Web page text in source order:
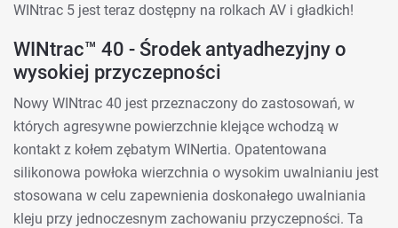
WINtrac 5 jest teraz dostępny na rolkach AV i gładkich!
WINtrac™ 40 - Środek antyadhezyjny o
wysokiej przyczepności
Nowy WINtrac 40 jest przeznaczony do zastosowań, w
których agresywne powierzchnie klejące wchodzą w
kontakt z kołem zębatym WINertia. Opatentowana
silikonowa powłoka wierzchnia o wysokim uwalnianiu jest
stosowana w celu zapewnienia doskonałego uwalniania
kleju przy jednoczesnym zachowaniu przyczepności. Ta